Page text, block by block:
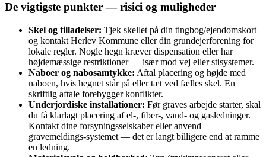
De vigtigste punkter — risici og muligheder
Skel og tilladelser: Tjek skellet på din tingbog/ejendomskort
og kontakt Herlev Kommune eller din grundejerforening for
lokale regler. Nogle hegn kræver dispensation eller har
højdemæssige restriktioner — især mod vej eller stisystemer.
Naboer og nabosamtykke: Aftal placering og højde med
naboen, hvis hegnet står på eller tæt ved fælles skel. En
skriftlig aftale forebygger konflikter.
Underjordiske installationer: Før graves arbejde starter, skal
du få klarlagt placering af el-, fiber-, vand‑ og gasledninger.
Kontakt dine forsyningsselskaber eller anvend
gravemeldings‑systemet — det er langt billigere end at ramme
en ledning.